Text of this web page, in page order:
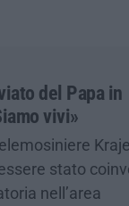
del Papa in
vivi»
stato
nell’area